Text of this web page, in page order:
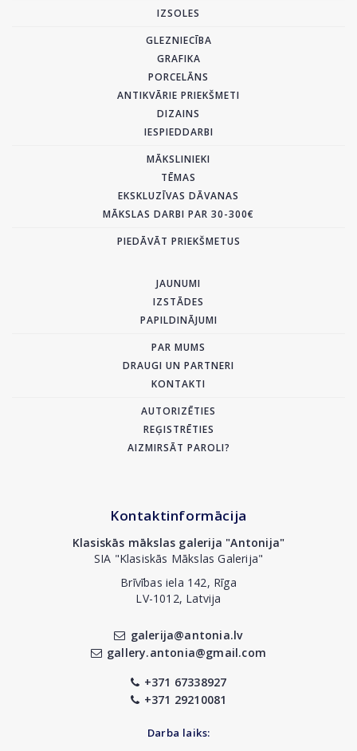
IZSOLES
GLEZNIECĪBA
GRAFIKA
PORCELĀNS
ANTIKVĀRIE PRIEKŠMETI
DIZAINS
IESPIEDDARBI
MĀKSLINIEKI
TĒMAS
EKSKLUZĪVAS DĀVANAS
MĀKSLAS DARBI PAR 30-300€
PIEDĀVĀT PRIEKŠMETUS
JAUNUMI
IZSTĀDES
PAPILDINĀJUMI
PAR MUMS
DRAUGI UN PARTNERI
KONTAKTI
AUTORIZĒTIES
REĢISTRĒTIES
AIZMIRSĀT PAROLI?
Kontaktinformācija
Klasiskās mākslas galerija "Antonija"
SIA "Klasiskās Mākslas Galerija"
Brīvības iela 142, Rīga
LV-1012, Latvija
galerija@antonia.lv
gallery.antonia@gmail.com
+371 67338927
+371 29210081
Darba laiks: